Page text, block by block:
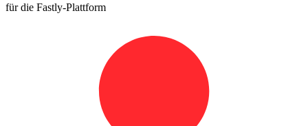
für die Fastly-Plattform